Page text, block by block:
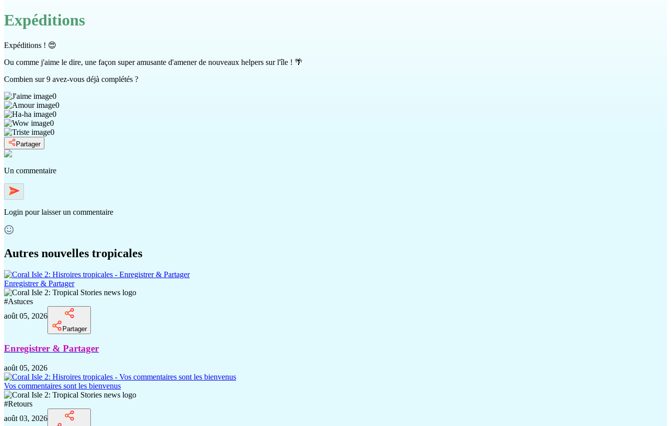
Expéditions
Expéditions ! 😍
Ou comme j'aime le dire, une façon super amusante d'amener de nouveaux helpers sur l'île ! 🌴
Combien sur 9 avez-vous déjà complétés ?
0
0
0
0
0
Partager
Un commentaire
Login pour laisser un commentaire
Autres nouvelles tropicales
Enregistrer & Partager
#Astuces
août 05, 2026
Partager
Enregistrer & Partager
août 05, 2026
Vos commentaires sont les bienvenus
#Retours
août 03, 2026